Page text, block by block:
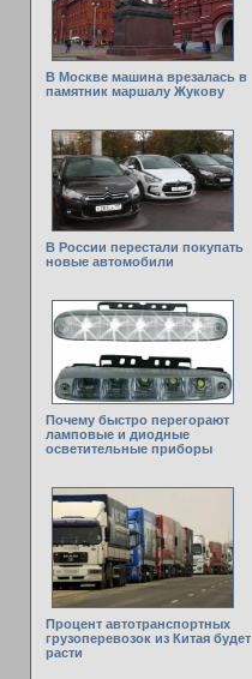
В Москве машина врезалась в
памятник маршалу Жукову
В России перестали покупать
новые автомобили
Почему быстро перегорают
ламповые и диодные
осветительные приборы
Процент автотранспортных
грузоперевозок из Китая будет
расти